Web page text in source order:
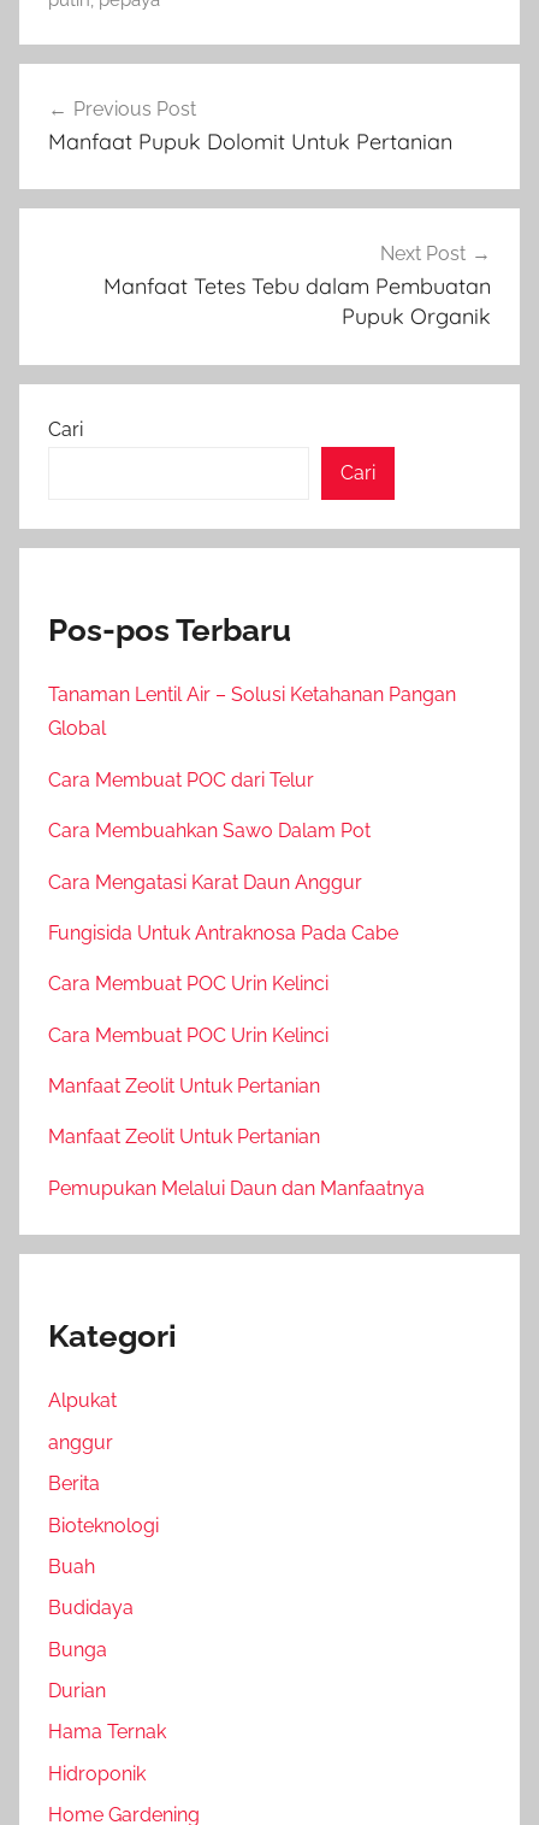
pos
Previous Post
Manfaat Pupuk Dolomit Untuk Pertanian
Next Post
Manfaat Tetes Tebu dalam Pembuatan
Pupuk Organik
Cari
Cari
Pos-pos Terbaru
Tanaman Lentil Air – Solusi Ketahanan Pangan
Global
Cara Membuat POC dari Telur
Cara Membuahkan Sawo Dalam Pot
Cara Mengatasi Karat Daun Anggur
Fungisida Untuk Antraknosa Pada Cabe
Cara Membuat POC Urin Kelinci
Cara Membuat POC Urin Kelinci
Manfaat Zeolit Untuk Pertanian
Manfaat Zeolit Untuk Pertanian
Pemupukan Melalui Daun dan Manfaatnya
Kategori
Alpukat
anggur
Berita
Bioteknologi
Buah
Budidaya
Bunga
Durian
Hama Ternak
Hidroponik
Home Gardening